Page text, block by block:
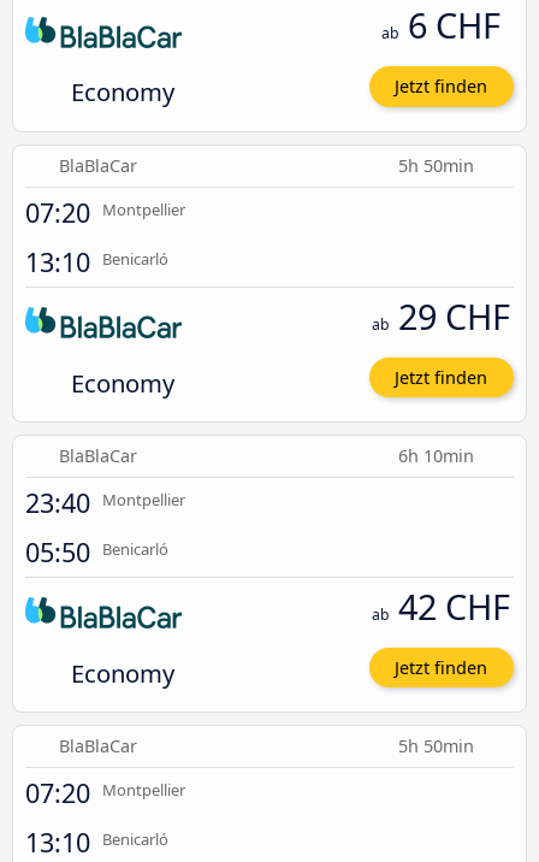
Economy
ab 6 CHF
Jetzt finden
BlaBlaCar 5h 50min
07:20 Montpellier
13:10 Benicarló
Economy
ab 29 CHF
Jetzt finden
BlaBlaCar 6h 10min
23:40 Montpellier
05:50 Benicarló
Economy
ab 42 CHF
Jetzt finden
BlaBlaCar 5h 50min
07:20 Montpellier
13:10 Benicarló